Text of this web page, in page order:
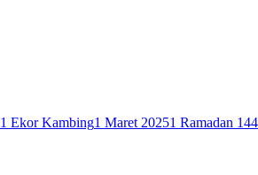
1 Ekor Kambing1 Maret 20251 Ramadan